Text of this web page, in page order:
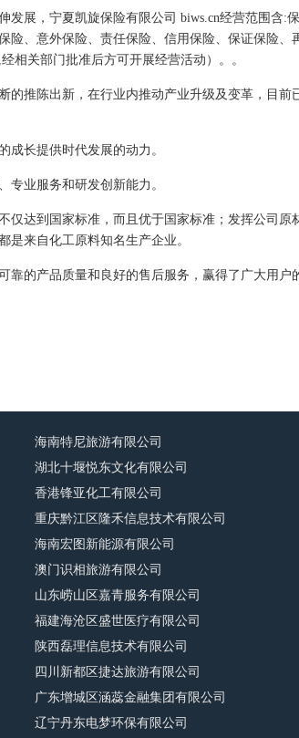
展，宁夏凯旋保险有限公司 biws.cn经营范围含:
、意外保险、责任保险、信用保险、保证保险、
相关部门批准后方可开展经营活动）。。
推陈出新，在行业内推动产业升级及变革，目前
成长提供时代发展的动力。
专业服务和研发创新能力。
达到国家标准，而且优于国家标准；发挥公司原
是来自化工原料知名生产企业。
的产品质量和良好的售后服务，赢得了广大用户
海南特尼旅游有限公司
湖北十堰悦东文化有限公司
香港锋亚化工有限公司
重庆黔江区隆禾信息技术有限公司
海南宏图新能源有限公司
澳门识相旅游有限公司
山东崂山区嘉青服务有限公司
福建海沧区盛世医疗有限公司
陕西磊理信息技术有限公司
四川新都区捷达旅游有限公司
广东增城区涵蕊金融集团有限公司
辽宁丹东电梦环保有限公司